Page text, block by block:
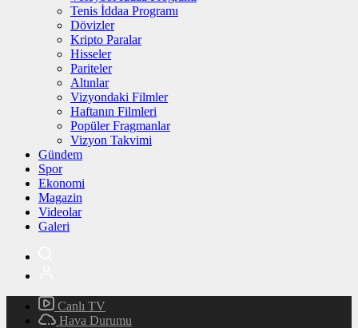
Tenis İddaa Programı
Dövizler
Kripto Paralar
Hisseler
Pariteler
Altınlar
Vizyondaki Filmler
Haftanın Filmleri
Popüler Fragmanlar
Vizyon Takvimi
Gündem
Spor
Ekonomi
Magazin
Videolar
Galeri
Canlı TV
Hava Durumu